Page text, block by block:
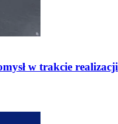
w trakcie realizacji